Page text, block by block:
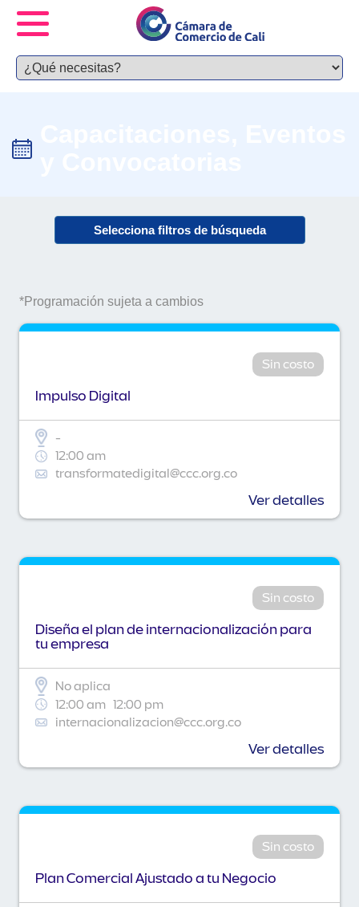
Selecciona filtros de búsqueda
*Programación sujeta a cambios
Sin costo
Impulso Digital
-
12:00 am
transformatedigital@ccc.org.co
Ver detalles
Sin costo
Diseña el plan de internacionalización para
tu empresa
No aplica
12:00 am 12:00 pm
internacionalizacion@ccc.org.co
Ver detalles
Sin costo
Plan Comercial Ajustado a tu Negocio